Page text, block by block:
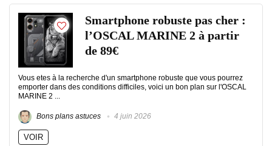
Smartphone robuste pas cher :
l’OSCAL MARINE 2 à partir
de 89€
Vous etes à la recherche d'un smartphone robuste que vous pourrez
emporter dans des conditions difficiles, voici un bon plan sur l'OSCAL
MARINE 2 ...
Bons plans astuces 4 juin 2026
VOIR